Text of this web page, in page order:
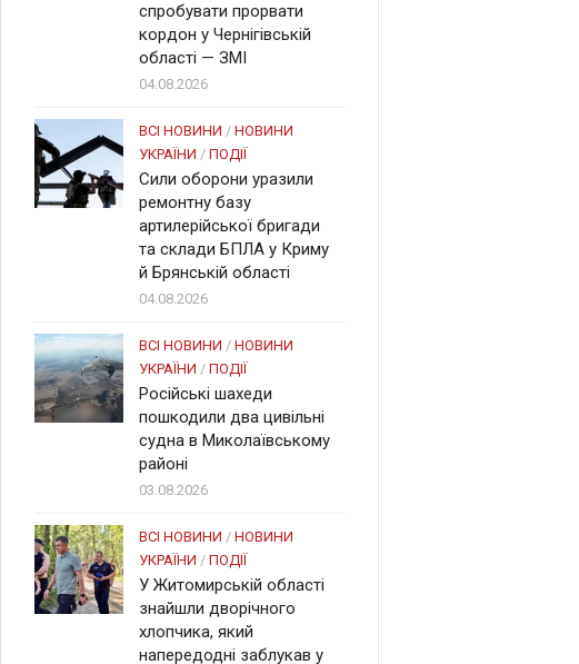
спробувати прорвати
кордон у Чернігівській
області — ЗМІ
04.08.2026
ВСІ НОВИНИ / НОВИНИ
УКРАЇНИ / ПОДІЇ
Сили оборони уразили
ремонтну базу
артилерійської бригади
та склади БПЛА у Криму
й Брянській області
04.08.2026
ВСІ НОВИНИ / НОВИНИ
УКРАЇНИ / ПОДІЇ
Російські шахеди
пошкодили два цивільні
судна в Миколаївському
районі
03.08.2026
ВСІ НОВИНИ / НОВИНИ
УКРАЇНИ / ПОДІЇ
У Житомирській області
знайшли дворічного
хлопчика, який
напередодні заблукав у